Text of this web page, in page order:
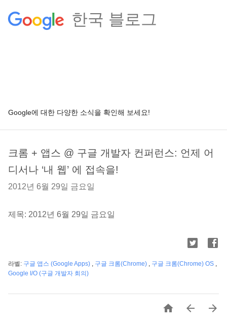
한국 블로그
Google에 대한 다양한 소식을 확인해 보세요!
크롬 + 앱스 @ 구글 개발자 컨퍼런스: 언제 어
디서나 ‘내 웹’ 에 접속을!
2012년 6월 29일 금요일
제목: 2012년 6월 29일 금요일
라벨: 구글 앱스 (Google Apps) , 구글 크롬(Chrome) , 구글 크롬(Chrome) OS ,
Google I/O (구글 개발자 회의)
  